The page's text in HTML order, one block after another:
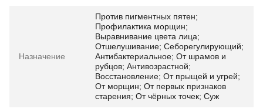
Назначение
Против пигментных пятен;
Профилактика морщин;
Выравнивание цвета лица;
Отшелушивание; Себорегулирующий;
Антибактериальное; От шрамов и
рубцов; Антивозрастной;
Восстановление; От прыщей и угрей;
От морщин; От первых признаков
старения; От чёрных точек; Суж